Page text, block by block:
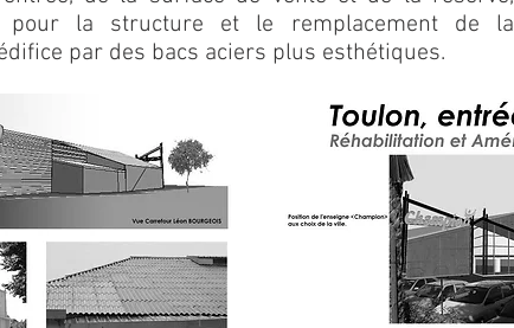
la structure et le remplacement de la
par des bacs aciers plus esthétiques.